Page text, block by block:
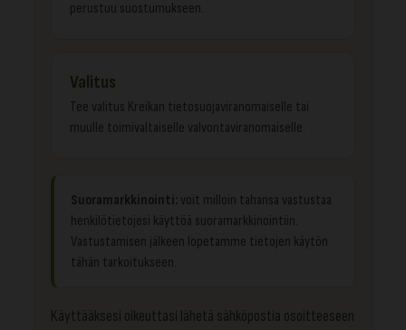
perustuu suostumukseen.
Valitus
Tee valitus Kreikan tietosuojaviranomaiselle tai
muulle toimivaltaiselle valvontaviranomaiselle.
Suoramarkkinointi: voit milloin tahansa vastustaa
henkilötietojesi käyttöä suoramarkkinointiin.
Vastustamisen jälkeen lopetamme tietojen käytön
tähän tarkoitukseen.
Käyttääksesi oikeuttasi lähetä sähköpostia osoitteeseen